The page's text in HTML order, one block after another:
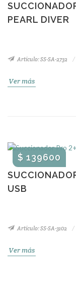
PEARL DIVER
Artículo: SS-SA-2732
Ver más
USB
$ 139600
Artículo: SS-SA-3102
Ver más